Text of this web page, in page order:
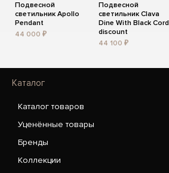
Подвесной
светильник Apollo
Pendant
44 000 ₽
Подвесной
светильник Clava
Dine With Black Cord
discount
44 100 ₽
Каталог
Каталог товаров
Уценённые товары
Бренды
Коллекции